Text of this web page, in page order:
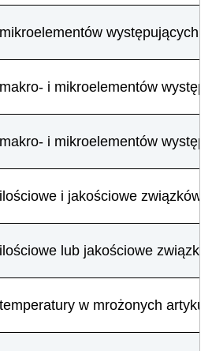
występujących
i mikroelementów
i mikroelementów
i jakościowe związków
lub jakościowe
w mrożonych